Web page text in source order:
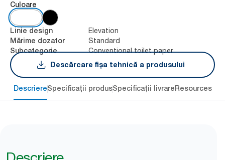
Culoare
Linie design Elevation
Mărime dozator Standard
Subcategorie
Conventional toilet paper
Descărcare fișa tehnică a produsului
DescriereSpecificații produsSpecificații livrareResources